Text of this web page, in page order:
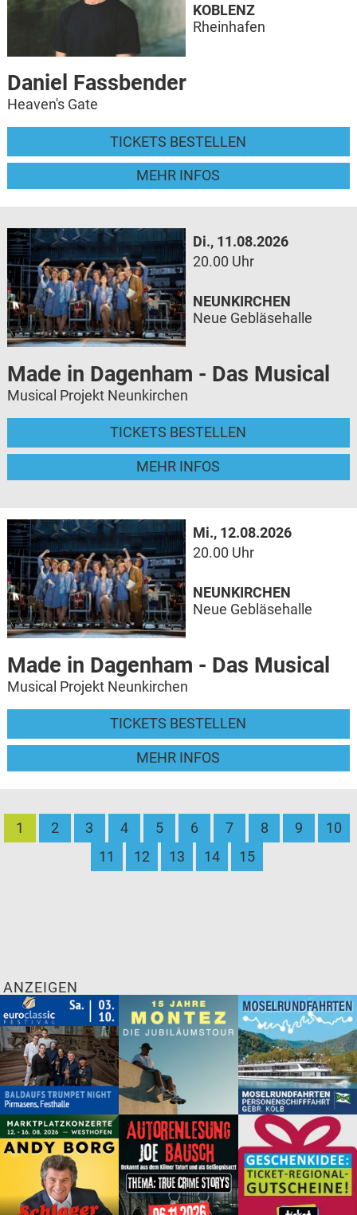
Daniel Fassbender
Heaven's Gate
TICKETS BESTELLEN
MEHR INFOS
KOBLENZ
Rheinhafen
Di., 11.08.2026
20.00 Uhr
Made in Dagenham - Das Musical
Musical Projekt Neunkirchen
TICKETS BESTELLEN
MEHR INFOS
NEUNKIRCHEN
Neue Gebläsehalle
Mi., 12.08.2026
20.00 Uhr
Made in Dagenham - Das Musical
Musical Projekt Neunkirchen
TICKETS BESTELLEN
MEHR INFOS
NEUNKIRCHEN
Neue Gebläsehalle
1 2 3 4 5 6 7 8 9
10
11
12 13 14 15
ANZEIGEN